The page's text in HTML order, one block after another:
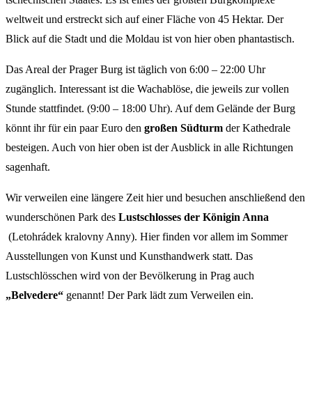
weltweit und erstreckt sich auf einer Fläche von 45 Hektar. Der
Blick auf die Stadt und die Moldau ist von hier oben phantastisch.
Das Areal der Prager Burg ist täglich von 6:00 – 22:00 Uhr
zugänglich. Interessant ist die Wachablöse, die jeweils zur vollen
Stunde stattfindet. (9:00 – 18:00 Uhr). Auf dem Gelände der Burg
könnt ihr für ein paar Euro den großen Südturm der Kathedrale
besteigen. Auch von hier oben ist der Ausblick in alle Richtungen
sagenhaft.
Wir verweilen eine längere Zeit hier und besuchen anschließend den
wunderschönen Park des Lustschlosses der Königin Anna
(Letohrádek kralovny Anny). Hier finden vor allem im Sommer
Ausstellungen von Kunst und Kunsthandwerk statt. Das
Lustschlösschen wird von der Bevölkerung in Prag auch
„Belvedere“ genannt! Der Park lädt zum Verweilen ein.